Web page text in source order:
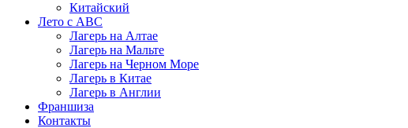
Китайский
Лето с ABC
Лагерь на Алтае
Лагерь на Мальте
Лагерь на Черном Море
Лагерь в Китае
Лагерь в Англии
Франшиза
Контакты